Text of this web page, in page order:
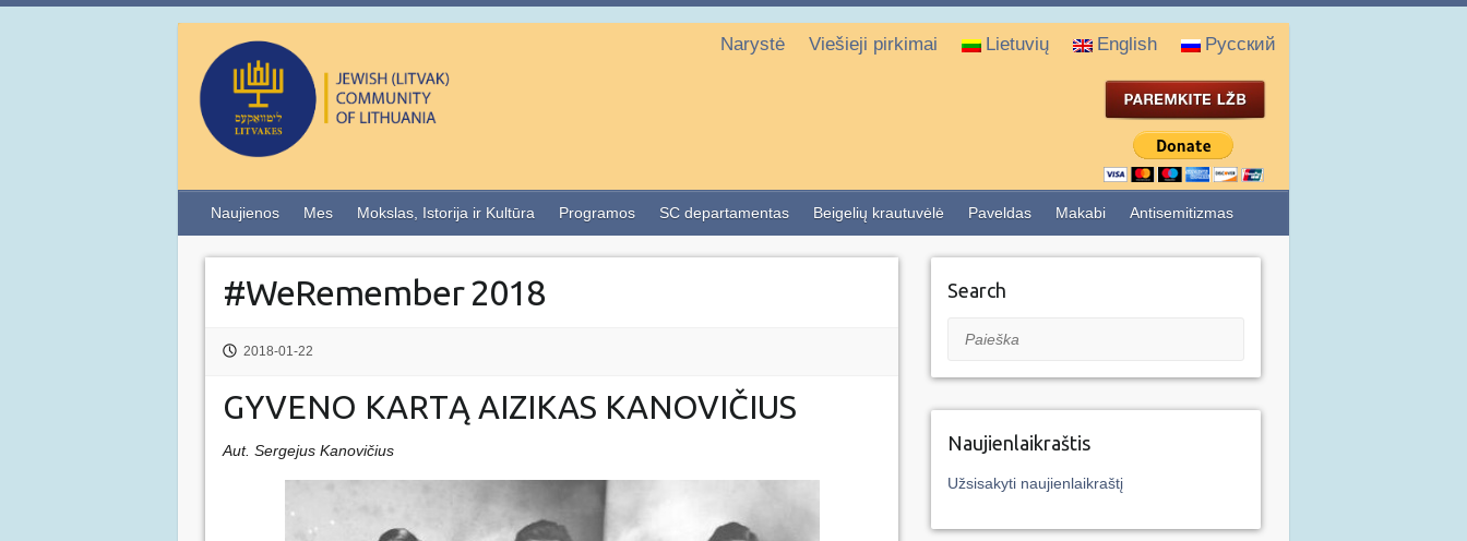
Narystė Viešieji pirkimai Lietuvių English Русский
Naujienos Mes Mokslas, Istorija ir Kultūra Programos SC departamentas Beigelių krautuvėlė Paveldas Makabi Antisemitizmas
#WeRemember 2018
2018-01-22
GYVENO KARTĄ AIZIKAS KANOVIČIUS
Aut. Sergejus Kanovičius
Search
Paieška
Naujienlaikraštis
Užsisakyti naujienlaikraštį